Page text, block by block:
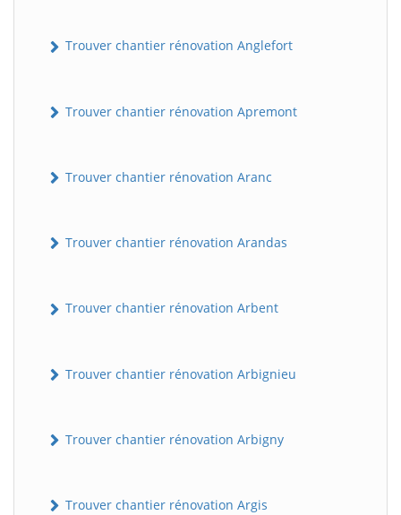
Trouver chantier rénovation Anglefort
Trouver chantier rénovation Apremont
Trouver chantier rénovation Aranc
Trouver chantier rénovation Arandas
Trouver chantier rénovation Arbent
Trouver chantier rénovation Arbignieu
Trouver chantier rénovation Arbigny
Trouver chantier rénovation Argis